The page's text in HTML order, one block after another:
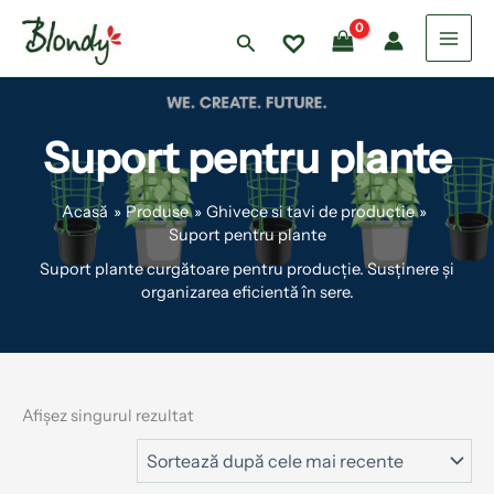
content
Search
Suport pentru plante
Acasă Produse
Ghivece si tavi de productie
Suport pentru plante
Suport plante curgătoare pentru producție. Susținere și
organizarea eficientă în sere.
r
e
ț
n
i
m
r
e
ț
x
i
m
Afișez singurul rezultat